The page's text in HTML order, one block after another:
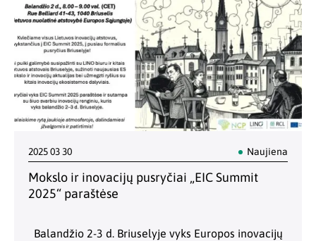
2025 03 30 Naujiena
Mokslo ir inovacijų pusryčiai „EIC Summit
2025“ paraštėse
Balandžio 2-3 d. Briuselyje vyks Europos inovacijų